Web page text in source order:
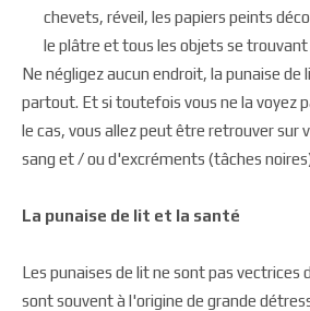
chevets, réveil, les papiers peints
le plâtre et tous les objets se trouvant
Ne négligez aucun endroit, la punaise de
partout. Et si toutefois vous ne la voyez
le cas, vous allez peut être retrouver sur
sang et / ou d'excréments (tâches
La punaise de lit et la santé
Les punaises de lit ne sont pas vectrices
sont souvent à l'origine de grande